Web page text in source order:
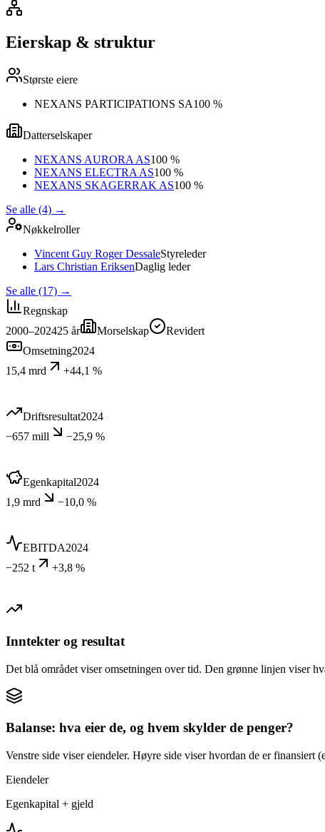
Eierskap & struktur
Største eiere
NEXANS PARTICIPATIONS SA100 %
Datterselskaper
NEXANS AURORA AS100 %
NEXANS ELECTRA AS100 %
NEXANS SKAGERRAK AS100 %
Se alle (4) →
Nøkkelroller
Vincent Guy Roger DessaleStyreleder
Lars Christian EriksenDaglig leder
Se alle (17) →
Regnskap
2000–202425 år Morselskap
Revidert
Omsetning2024
15,4 mrd
+44,1 %
Driftsresultat2024
−657 mill
−25,9 %
Egenkapital2024
1,9 mrd
−10,0 %
EBITDA2024
−252 t
+3,8 %
Inntekter og resultat
Det blå området viser omsetningen over tid. Den grønne linjen viser
Balanse: hva eier de, og hvem skylder de penger?
Venstre side viser eiendeler. Høyre side viser hvordan de er finansiert
Eiendeler
Egenkapital + gjeld